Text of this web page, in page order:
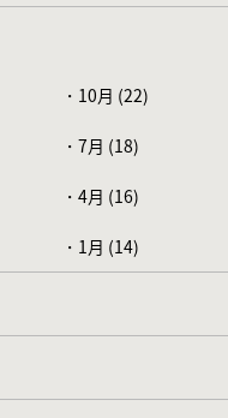
10月 (22)
7月 (18)
4月 (16)
1月 (14)